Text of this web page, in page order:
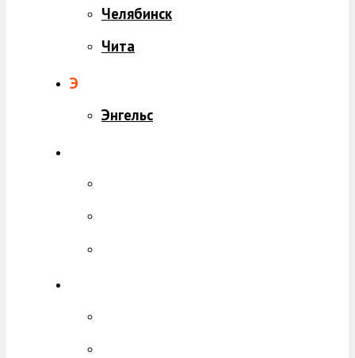
Челябинск
Чита
Э
Энгельс